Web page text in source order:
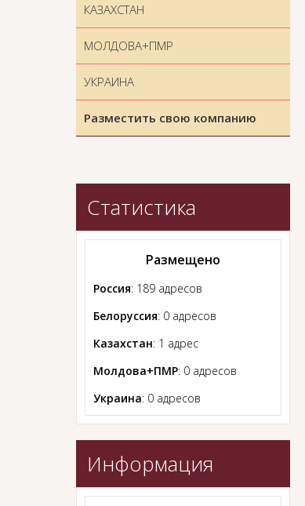
КАЗАХСТАН
МОЛДОВА+ПМР
УКРАИНА
Разместить свою компанию
Статистика
Размещено
Россия: 189 адресов
Белоруссия: 0 адресов
Казахстан: 1 адрес
Молдова+ПМР: 0 адресов
Украина: 0 адресов
Информация